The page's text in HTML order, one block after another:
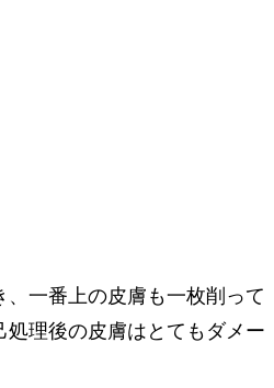
、一番上の皮膚も一枚削って
処理後の皮膚はとてもダメー